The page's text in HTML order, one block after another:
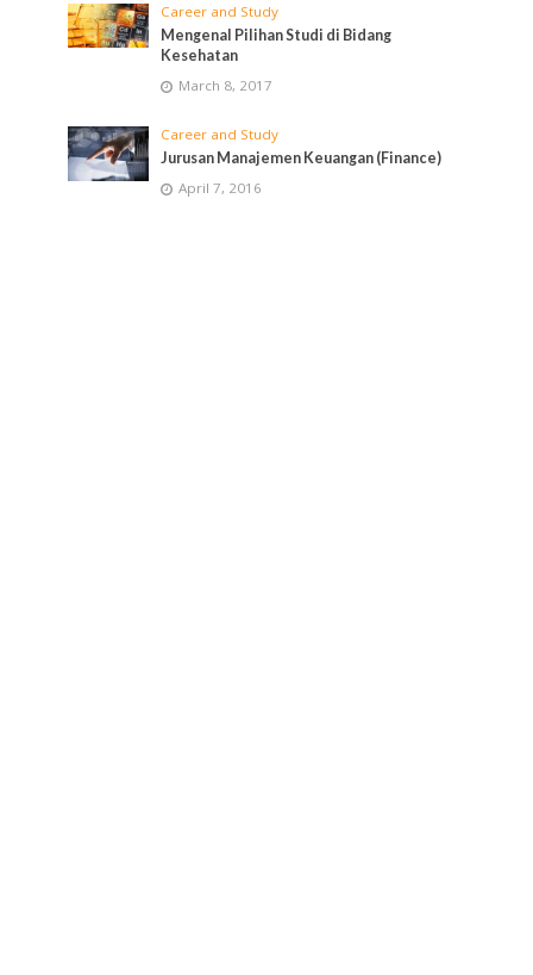
Career and Study
Mengenal Pilihan Studi di Bidang
Kesehatan
March 8, 2017
Career and Study
Jurusan Manajemen Keuangan (Finance)
April 7, 2016